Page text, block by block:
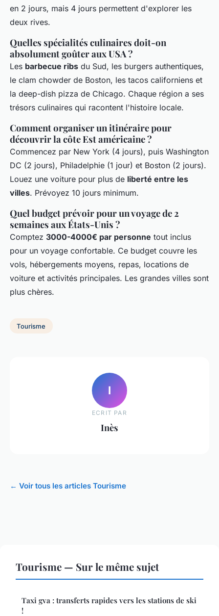
en 2 jours, mais 4 jours permettent d'explorer les
deux rives.
Quelles spécialités culinaires doit-on
absolument goûter aux USA ?
Les barbecue ribs du Sud, les burgers authentiques,
le clam chowder de Boston, les tacos californiens et
la deep-dish pizza de Chicago. Chaque région a ses
trésors culinaires qui racontent l'histoire locale.
Comment organiser un itinéraire pour
découvrir la côte Est américaine ?
Commencez par New York (4 jours), puis Washington
DC (2 jours), Philadelphie (1 jour) et Boston (2 jours).
Louez une voiture pour plus de liberté entre les
villes. Prévoyez 10 jours minimum.
Quel budget prévoir pour un voyage de 2
semaines aux États-Unis ?
Comptez 3000-4000€ par personne tout inclus
pour un voyage confortable. Ce budget couvre les
vols, hébergements moyens, repas, locations de
voiture et activités principales. Les grandes villes sont
plus chères.
Tourisme
I
ECRIT PAR
Inès
← Voir tous les articles Tourisme
Tourisme — Sur le même sujet
Taxi gva : transferts rapides vers les stations de ski
!